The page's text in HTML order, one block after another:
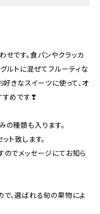
です。食パンやクラッカ
ルトに混ぜてフルーティな
好きなスイーツに使って、オ
すめです❣
の種類も入ります。
ト致します。
でメッセージにてお知ら
、選ばれる旬の果物によ